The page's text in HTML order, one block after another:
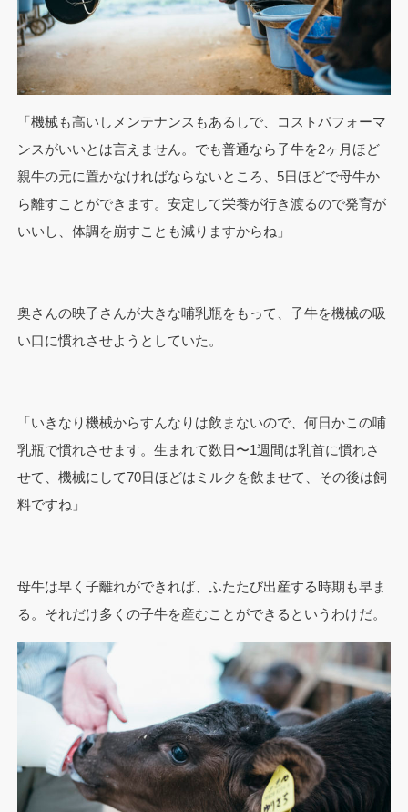
「機械も高いしメンテナンスもあるしで、コストパフォーマ
ンスがいいとは言えません。でも普通なら子牛を2ヶ月ほど
親牛の元に置かなければならないところ、5日ほどで母牛か
ら離すことができます。安定して栄養が行き渡るので発育が
いいし、体調を崩すことも減りますからね」
奥さんの映子さんが大きな哺乳瓶をもって、子牛を機械の吸
い口に慣れさせようとしていた。
「いきなり機械からすんなりは飲まないので、何日かこの哺
乳瓶で慣れさせます。生まれて数日〜1週間は乳首に慣れさ
せて、機械にして70日ほどはミルクを飲ませて、その後は飼
料ですね」
母牛は早く子離れができれば、ふたたび出産する時期も早ま
る。それだけ多くの子牛を産むことができるというわけだ。